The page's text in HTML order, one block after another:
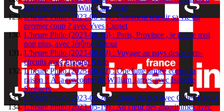
soi avec Aliocha Wald Lasowski
L'heure Philo (2023-06-23) : Comment réussir sa vie du
premier coup ? avec Yves Cusset
L'heure Philo (2023-06-16) : Paris, Province , je t'aime moi
non plus, avec Jérôme Batout
L'heure Philo (2023-06-09) : Voyage au pays des courts-
circuits avec Etienne Klein
L'heure Philo (2023-06-02) : Une lutte armée contre la
raison ? À la rencontre de William James avec Isabelle
Stengers
L'heure Philo (2023-05-26) : Eloge du tact avec Gilles Hanus
L'heure Philo (2023-05-19) : Au cœur des algorithmes avec